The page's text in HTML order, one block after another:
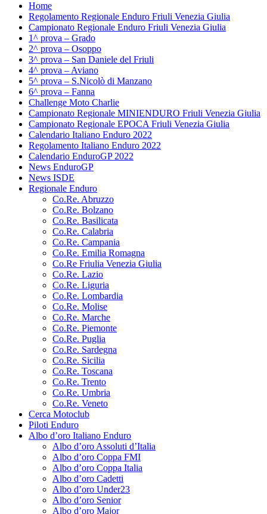
Home
Regolamento Regionale Enduro Friuli Venezia Giulia
Campionato Regionale Enduro Friuli Venezia Giulia
1^ prova – Grado
2^ prova – Osoppo
3^ prova – San Daniele del Friuli
4^ prova – Aviano
5^ prova – S.Nicolò di Manzano
6^ prova – Fanna
Challenge Moto Charlie
Campionato Regionale MINIENDURO Friuli Venezia Giulia
Campionato Regionale EPOCA Friuli Venezia Giulia
Calendario Italiano Enduro 2022
Regolamento Italiano Enduro 2022
Calendario EnduroGP 2022
News EnduroGP
News ISDE
Regionale Enduro
Co.Re. Abruzzo
Co.Re. Bolzano
Co.Re. Basilicata
Co.Re. Calabria
Co.Re. Campania
Co.Re. Emilia Romagna
Co.Re Friulia Venezia Giulia
Co.Re. Lazio
Co.Re. Liguria
Co.Re. Lombardia
Co.Re. Molise
Co.Re. Marche
Co.Re. Piemonte
Co.Re. Puglia
Co.Re. Sardegna
Co.Re. Sicilia
Co.Re. Toscana
Co.Re. Trento
Co.Re. Umbria
Co.Re. Veneto
Cerca Motoclub
Piloti Enduro
Albo d’oro Italiano Enduro
Albo d’oro Assoluti d’Italia
Albo d’oro Coppa FMI
Albo d’oro Coppa Italia
Albo d’oro Cadetti
Albo d’oro Under23
Albo d’oro Senior
Albo d’oro Major